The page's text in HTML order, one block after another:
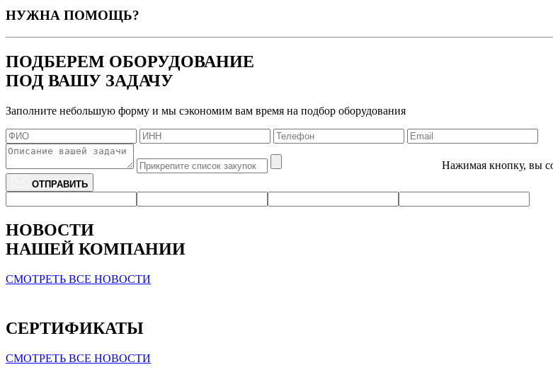
НУЖНА ПОМОЩЬ?
ПОДБЕРЕМ ОБОРУДОВАНИЕ
ПОД ВАШУ ЗАДАЧУ
Заполните небольшую форму и мы сэкономим вам время на подбор оборудования
Нажимая кнопку, вы
ОТПРАВИТЬ
НОВОСТИ
НАШЕЙ КОМПАНИИ
СМОТРЕТЬ ВСЕ НОВОСТИ
СЕРТИФИКАТЫ
СМОТРЕТЬ ВСЕ НОВОСТИ